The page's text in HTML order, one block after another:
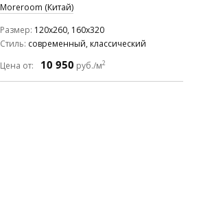
Moreroom (Китай)
Размер 120x260, 160x320
Стиль современный, классический
Цена от:
10 950 руб./м2